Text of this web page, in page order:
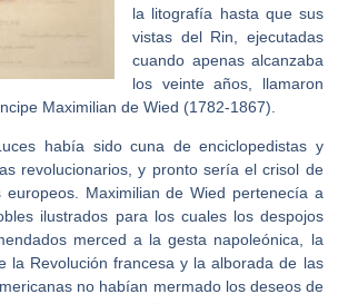
la litografía hasta que sus
vistas del Rin, ejecutadas
cuando apenas alcanzaba
los veinte años, llamaron
Maximilian de Wied (1782-1867).
había sido cuna de enciclopedistas y
revolucionarios, y pronto sería el crisol de
europeos. Maximilian de Wied pertenecía a
ilustrados para los cuales los despojos
merced a la gesta napoleónica, la
la Revolución francesa y la alborada de las
no habían mermado los deseos de